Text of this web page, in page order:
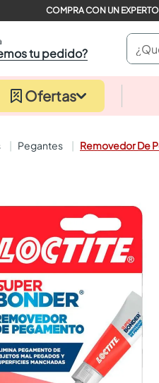
tu pedido?
¿Qué
Ofertas
pegantes Removedor De